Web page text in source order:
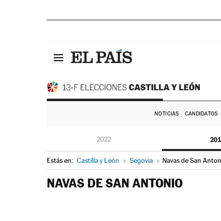
NOTICIAS CANDIDATOS
2022
Estás en: Castilla y León » Segovia » Navas de San
NAVAS DE SAN ANTONIO